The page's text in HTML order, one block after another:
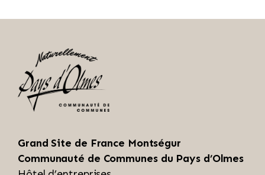
Grand Site de France Montségur
Communauté de Communes du Pays d’Olmes